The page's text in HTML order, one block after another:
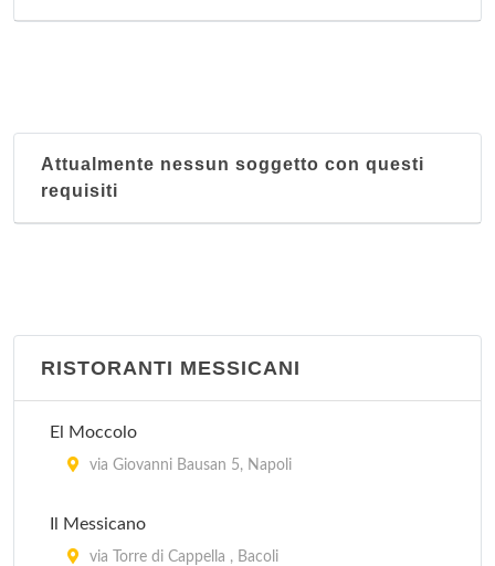
Attualmente nessun soggetto con questi
requisiti
RISTORANTI MESSICANI
El Moccolo
via Giovanni Bausan 5, Napoli
Il Messicano
via Torre di Cappella , Bacoli